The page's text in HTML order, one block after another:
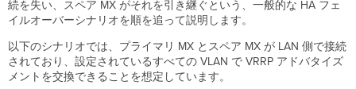
リ
ン
が
ダ
ウ
続を失い、スペア MX がそれを引き継ぐという、一般的な HA フェ
イルオーバーシナリオを順を追って説明します。
以下のシナリオでは、プライマリ MX とスペア MX が LAN 側で接続
されており、設定されているすべての VLAN で VRRP アドバタイズ
メントを交換できることを想定しています。